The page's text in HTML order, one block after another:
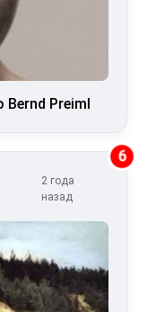
Preiml
6
2 года
назад